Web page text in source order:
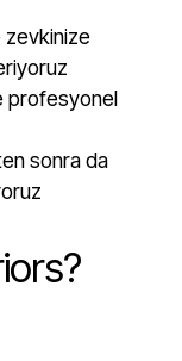
zevkinize
profesyonel
sonra da